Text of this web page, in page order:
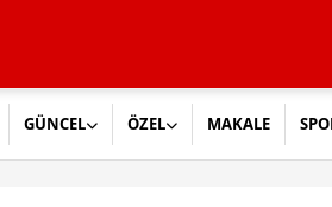
GÜNCEL ÖZEL MAKALE